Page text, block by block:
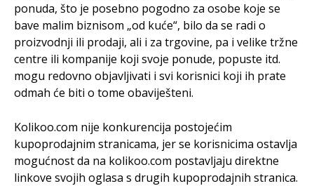
ponuda, što je posebno pogodno za osobe koje se
bave malim biznisom „od kuće“, bilo da se radi o
proizvodnji ili prodaji, ali i za trgovine, pa i velike tržne
centre ili kompanije koji svoje ponude, popuste itd.
mogu redovno objavljivati i svi korisnici koji ih prate
odmah će biti o tome obaviješteni.
Kolikoo.com nije konkurencija postojećim
kupoprodajnim stranicama, jer se korisnicima ostavlja
mogućnost da na kolikoo.com postavljaju direktne
linkove svojih oglasa s drugih kupoprodajnih stranica.